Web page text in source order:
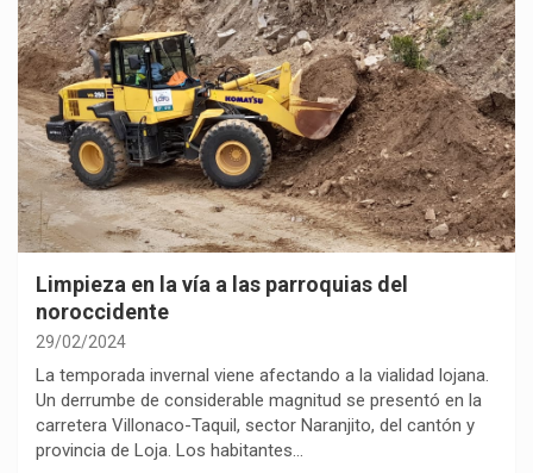
Limpieza en la vía a las parroquias del
noroccidente
29/02/2024
La temporada invernal viene afectando a la vialidad lojana.
Un derrumbe de considerable magnitud se presentó en la
carretera Villonaco-Taquil, sector Naranjito, del cantón y
provincia de Loja. Los habitantes…